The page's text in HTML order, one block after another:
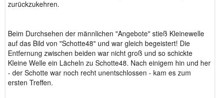
zurückzukehren.
Beim Durchsehen der männlichen "Angebote" stieß Kleinewelle
auf das Bild von "Schotte48" und war gleich begeistert! Die
Entfernung zwischen beiden war nicht groß und so schickte
Kleine Welle ein Lächeln zu Schotte48. Nach einigem hin und her
- der Schotte war noch recht unentschlossen - kam es zum
ersten Treffen.